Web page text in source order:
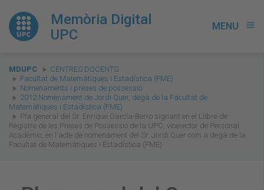
Memòria Digital
UPC
MENU menu
You
are
here:
MDUPC
CENTRES DOCENTS
Facultat de Matemàtiques i Estadística (FME)
Nomenaments i preses de possessió
2012 Nomenament de Jordi Quer, degà de la Facultat de
Matemàtiques i Estadística (FME)
Pla general del Sr. Enrique García-Berro signant en el Llibre de
Registre de les Preses de Possessió de la UPC, vicerector de Personal
Acadèmic, en l'acte de nomenament del Sr. Jordi Quer com a degà de la
Facultat de Matemàtiques i Estadística (FME)